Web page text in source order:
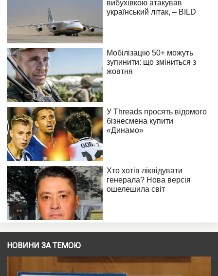
НОВИНИ ЗА ТЕМОЮ